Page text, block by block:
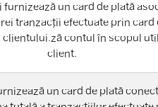
un card de plată
tranzacții efectuate prin card
contul în scopul
client.
un card de plată